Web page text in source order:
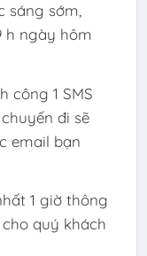
sáng sớm,
h ngày hôm
công 1 SMS
đi sẽ
email bạn
1 giờ thông
quý khách